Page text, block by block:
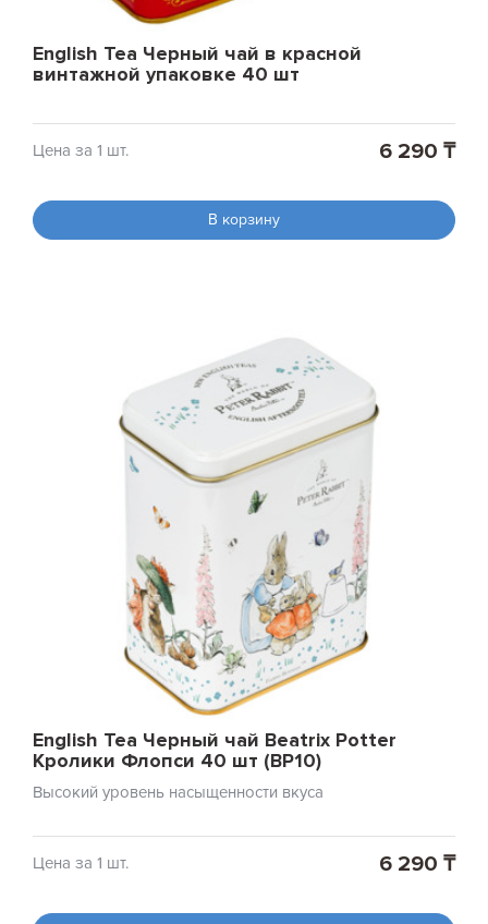
English Tea Черный чай в красной
винтажной упаковке 40 шт
Цена за 1 шт. 6 290 ₸
В корзину
English Tea Черный чай Beatrix Potter
Кролики Флопси 40 шт (BP10)
Высокий уровень насыщенности вкуса
Цена за 1 шт. 6 290 ₸